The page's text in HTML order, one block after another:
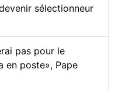
sélectionneur
pas pour le
en poste», Pape